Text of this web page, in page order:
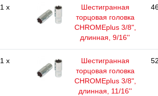
1 x
Шестигранная
торцовая головка
CHROMEplus 3/8",
длинная, 9/16''
1 x
Шестигранная
торцовая головка
CHROMEplus 3/8",
длинная, 11/16''